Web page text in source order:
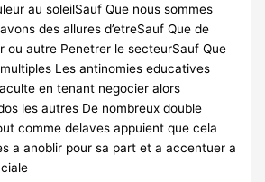
au soleilSauf Que nous sommes
des allures d’etreSauf Que de
ou autre Penetrer le secteurSauf Que
Les antinomies educatives
en tenant negocier alors
les autres De nombreux double
comme delaves appuient que cela
a anoblir pour sa part et a accentuer a